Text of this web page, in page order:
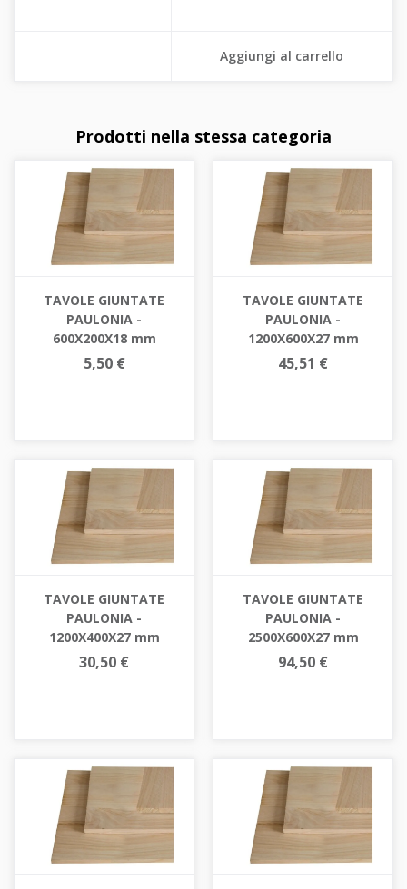
Aggiungi al carrello
Prodotti nella stessa categoria
TAVOLE GIUNTATE
PAULONIA -
600X200X18 mm
5,50 €
TAVOLE GIUNTATE
PAULONIA -
1200X600X27 mm
45,51 €
TAVOLE GIUNTATE
PAULONIA -
1200X400X27 mm
30,50 €
TAVOLE GIUNTATE
PAULONIA -
2500X600X27 mm
94,50 €